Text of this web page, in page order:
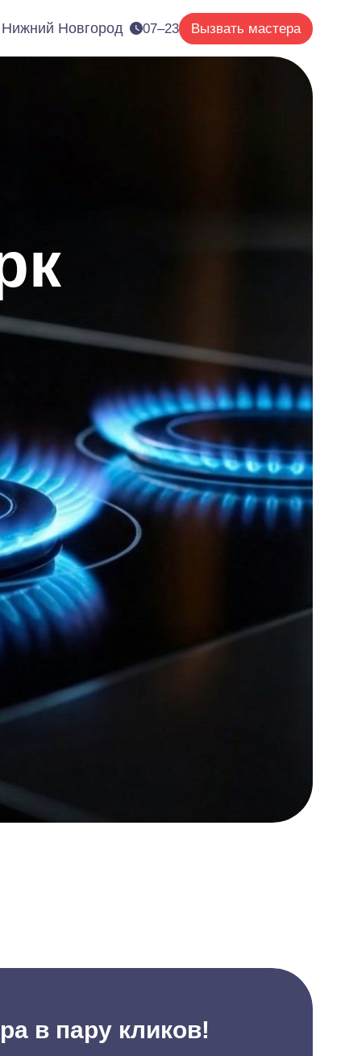
Нижний Новгород 07–23 Вызвать мастера
в пару кликов!